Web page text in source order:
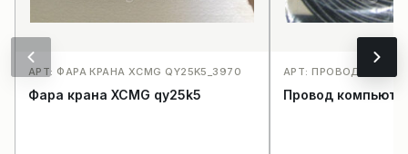
АРТ: ФАРА КРАНА XCMG QY25K5_3970
Фара крана XCMG qy25k5
АРТ: ПРОВОД
Провод